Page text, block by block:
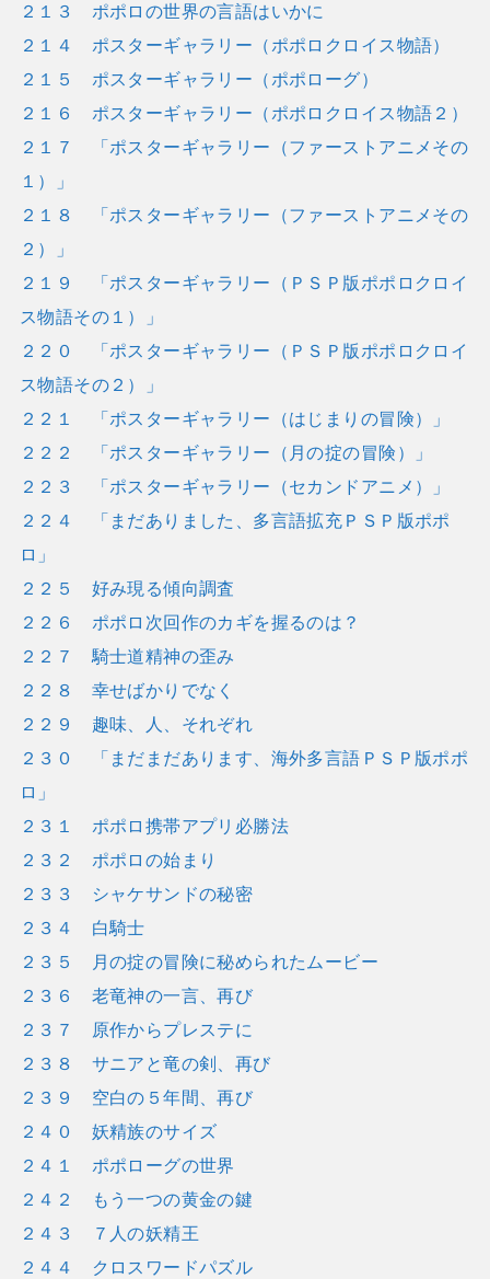
２１３ ポポロの世界の言語はいかに
２１４ ポスターギャラリー（ポポロクロイス物語）
２１５ ポスターギャラリー（ポポローグ）
２１６ ポスターギャラリー（ポポロクロイス物語２）
２１７ 「ポスターギャラリー（ファーストアニメその
１）」
２１８ 「ポスターギャラリー（ファーストアニメその
２）」
２１９ 「ポスターギャラリー（ＰＳＰ版ポポロクロイ
ス物語その１）」
２２０ 「ポスターギャラリー（ＰＳＰ版ポポロクロイ
ス物語その２）」
２２１ 「ポスターギャラリー（はじまりの冒険）」
２２２ 「ポスターギャラリー（月の掟の冒険）」
２２３ 「ポスターギャラリー（セカンドアニメ）」
２２４ 「まだありました、多言語拡充ＰＳＰ版ポポ
ロ」
２２５ 好み現る傾向調査
２２６ ポポロ次回作のカギを握るのは？
２２７ 騎士道精神の歪み
２２８ 幸せばかりでなく
２２９ 趣味、人、それぞれ
２３０ 「まだまだあります、海外多言語ＰＳＰ版ポポ
ロ」
２３１ ポポロ携帯アプリ必勝法
２３２ ポポロの始まり
２３３ シャケサンドの秘密
２３４ 白騎士
２３５ 月の掟の冒険に秘められたムービー
２３６ 老竜神の一言、再び
２３７ 原作からプレステに
２３８ サニアと竜の剣、再び
２３９ 空白の５年間、再び
２４０ 妖精族のサイズ
２４１ ポポローグの世界
２４２ もう一つの黄金の鍵
２４３ ７人の妖精王
２４４ クロスワードパズル